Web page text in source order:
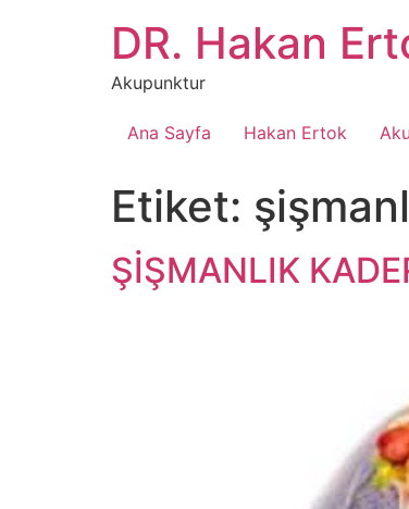
DR. Hakan
Akupunktur
Ana Sayfa Hakan Ertok
Etiket:
ŞİŞMANLIK